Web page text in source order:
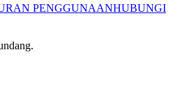
PENGGUNAANHUBUNGI